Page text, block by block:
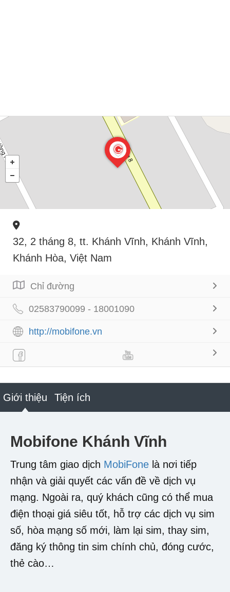
32, 2 tháng 8, tt. Khánh Vĩnh, Khánh Vĩnh,
Khánh Hòa, Việt Nam
Chỉ đường
02583790099 - 18001090
http://mobifone.vn
Giới thiệu Tiện ích
Mobifone Khánh Vĩnh
Trung tâm giao dịch MobiFone là nơi tiếp
nhận và giải quyết các vấn đề về dịch vụ
mạng. Ngoài ra, quý khách cũng có thể mua
điện thoại giá siêu tốt, hỗ trợ các dịch vụ sim
số, hòa mạng số mới, làm lại sim, thay sim,
đăng ký thông tin sim chính chủ, đóng cước,
thẻ cào…